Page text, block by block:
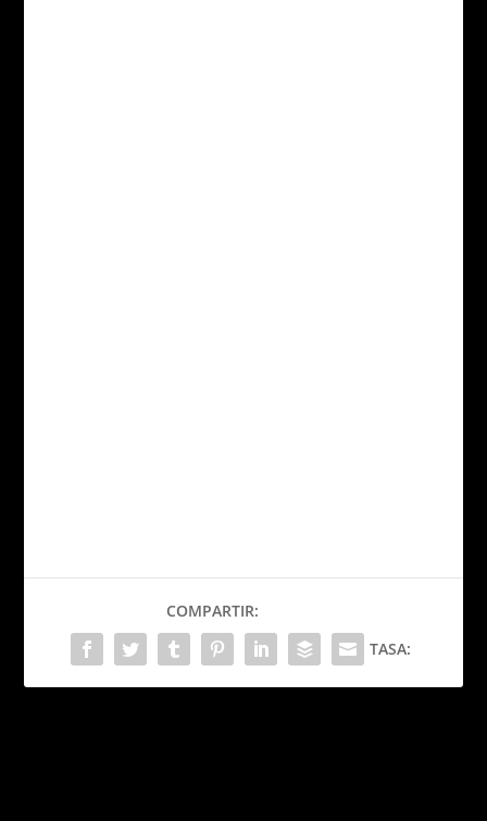
COMPARTIR:
TASA: